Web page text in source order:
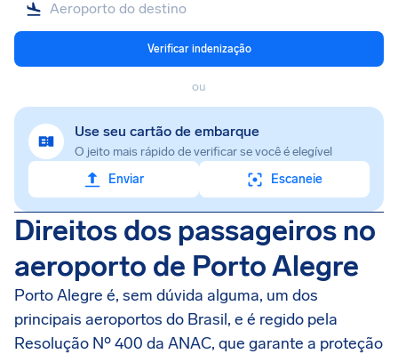
Verificar indenização
ou
Use seu cartão de embarque
O jeito mais rápido de verificar se você é elegível
Enviar
Escaneie
Direitos dos passageiros no
aeroporto de Porto Alegre
Porto Alegre é, sem dúvida alguma, um dos
principais aeroportos do Brasil, e é regido pela
Resolução Nº 400 da ANAC, que garante a proteção